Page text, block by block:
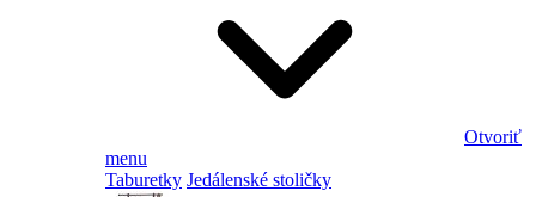
Otvoriť
menu
Taburetky Jedálenské stoličky